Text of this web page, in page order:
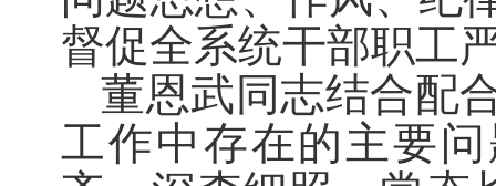
督促全系统干部职工
董恩武同志结合配
工作中存在的主要